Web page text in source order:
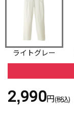
ライトグレー
2,990円(税込)